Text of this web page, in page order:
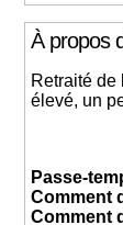
À propos
Retraité de
élevé, un
Passe-
Comment
Comment